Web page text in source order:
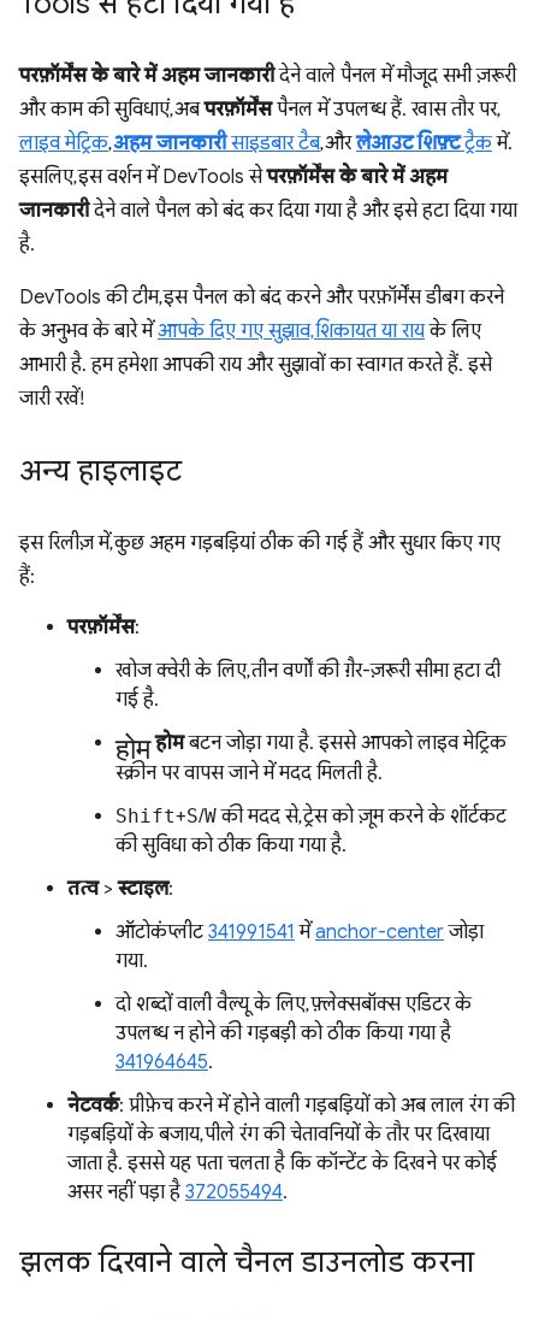
परफ़ॉर्मेंस के बारे में अहम जानकारीदेने वाले पैनल में मौजूद सभी ज़रूरी
और काम की सुविधाएं, अबपरफ़ॉर्मेंसपैनल में उपलब्ध हैं. खास तौर पर,
लाइव मेट्रिक,अहम जानकारीसाइडबार टैब, औरलेआउट शिफ़्टट्रैकमें.
इसलिए, इस वर्शन में DevTools सेपरफ़ॉर्मेंस के बारे में अहम
जानकारीदेने वाले पैनल को बंद कर दिया गया है और इसे हटा दिया गया
है.
DevTools की टीम, इस पैनल को बंद करने और परफ़ॉर्मेंस डीबग करने
के अनुभव के बारे मेंआपके दिए गए सुझाव, शिकायत या रायके लिए
आभारी है. हम हमेशा आपकी राय और सुझावों का स्वागत करते हैं. इसे
जारी रखें!
अन्य हाइलाइट
इस रिलीज़ में, कुछ अहम गड़बड़ियां ठीक की गई हैं और सुधार किए गए
हैं:
परफ़ॉर्मेंस:
खोज क्वेरी के लिए, तीन वर्णों की ग़ैर-ज़रूरी सीमा हटा दी
गई है.
होम होमबटन जोड़ा गया है. इससे आपको लाइव मेट्रिक
स्क्रीन पर वापस जाने में मदद मिलती है.
Shift+S/Wकी मदद से, ट्रेस को ज़ूम करने के शॉर्टकट
की सुविधा को ठीक किया गया है.
तत्व>स्टाइल:
ऑटोकंप्लीट341991541 मेंanchor-centerजोड़ा
गया.
दो शब्दों वाली वैल्यू के लिए, फ़्लेक्सबॉक्स एडिटर के
उपलब्ध न होने की गड़बड़ी को ठीक किया गया है
341964645.
नेटवर्क: प्रीफ़ेच करने में होने वाली गड़बड़ियों को अब लाल रंग की
गड़बड़ियों के बजाय, पीले रंग की चेतावनियों के तौर पर दिखाया
जाता है. इससे यह पता चलता है कि कॉन्टेंट के दिखने पर कोई
असर नहीं पड़ा है 372055494.
झलक दिखाने वाले चैनल डाउनलोड करना